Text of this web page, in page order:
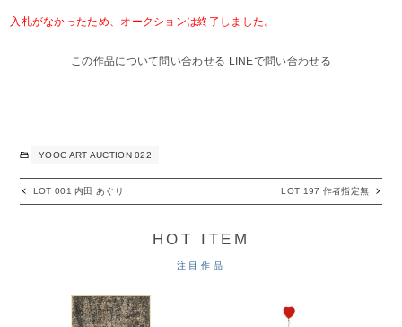
入札がなかったため、オークションは終了しました。
この作品について問い合わせる LINEで問い合わせる
YOOC ART AUCTION 022
LOT 001 内田 あぐり LOT 197 作者指定無
HOT ITEM
注目作品